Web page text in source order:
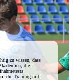
zu wissen, dass
die
, die Training mit